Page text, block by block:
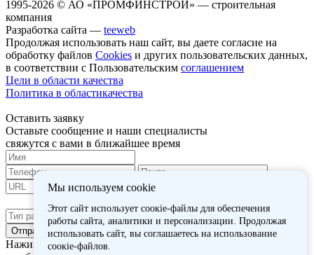
1995-2026 © АО «ПРОМФИНСТРОЙ» — строительная
компания
Разработка сайта — teeweb
Продолжая использовать наш сайт, вы даете согласие на
обработку файлов Cookies и других пользовательских данных,
в соответствии с Пользовательским соглашением
Цели в области качества
Политика в областикачества
Мы используем cookie
Этот сайт использует соокіе-файлы для обеспечения
работы сайта, аналитики и персонализации. Продолжая
использовать сайт, вы соглашаетесь на использование
соокіе-файлов.
Оставить заявку
Оставьте сообщение и наши специалисты
свяжутся с вами в ближайшее время
Отправить
Нажимая кнопку «Отправить», вы даете